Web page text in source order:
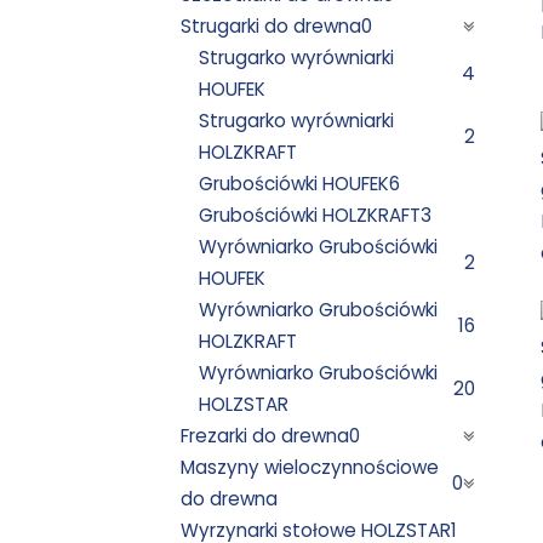
Strugarki do drewna0
Strugarko wyrówniarki
HOUFEK
4
Strugarko wyrówniarki
HOLZKRAFT
2
Grubościówki HOUFEK6
Grubościówki HOLZKRAFT3
Wyrówniarko Grubościówki
HOUFEK
2
Wyrówniarko Grubościówki
HOLZKRAFT
16
Wyrówniarko Grubościówki
HOLZSTAR
20
Frezarki do drewna0
Maszyny wieloczynnościowe
do drewna
0
Wyrzynarki stołowe HOLZSTAR1